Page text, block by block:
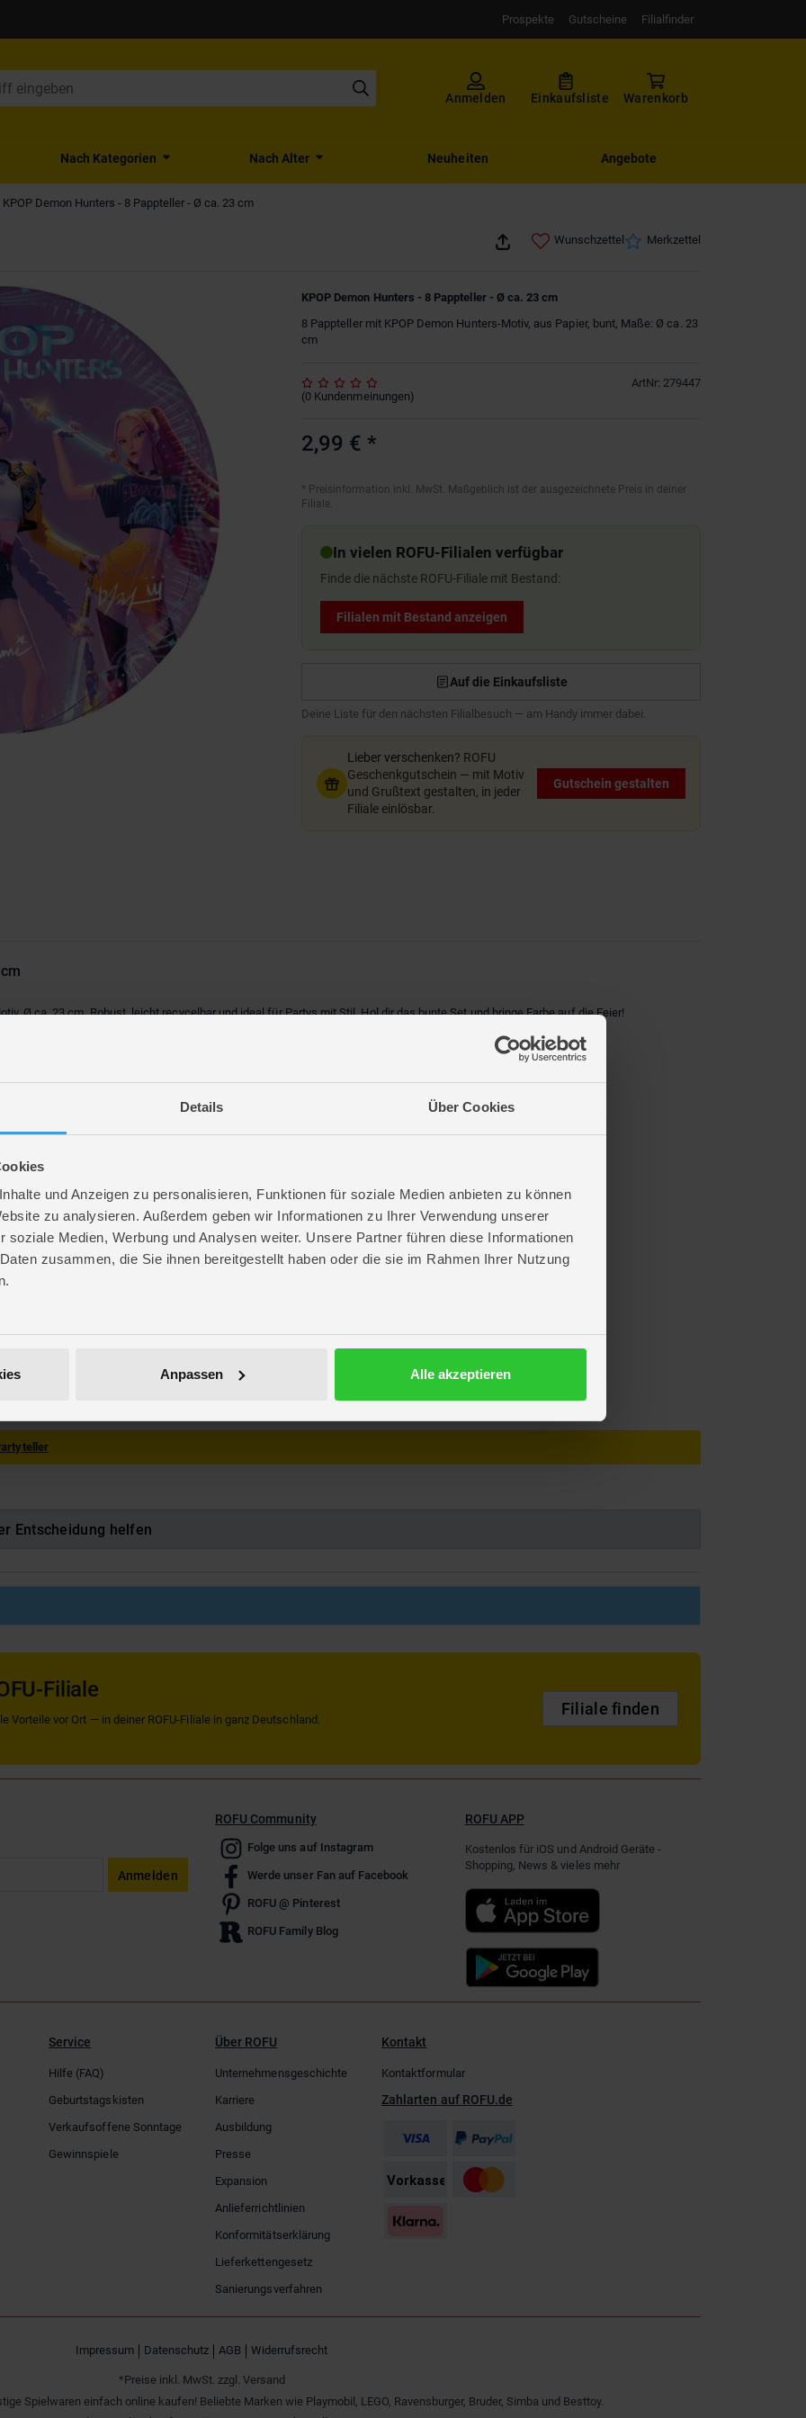
Details Über Cookies
und Anzeigen zu personalisieren, Funktionen für soziale Medien anbieten zu können
zu analysieren. Außerdem geben wir Informationen zu Ihrer Verwendung unserer
soziale Medien, Werbung und Analysen weiter. Unsere Partner führen diese Informationen
zusammen, die Sie ihnen bereitgestellt haben oder die sie im Rahmen Ihrer Nutzung
Anpassen Alle akzeptieren
Prospekte Gutscheine Filialfinder
Anmelden Einkaufsliste Warenkorb
Nach Kategorien Nach Alter Neuheiten Angebote
KPOP Demon Hunters - 8 Pappteller - Ø ca. 23 cm
Wunschzettel Merkzettel
KPOP Demon Hunters - 8 Pappteller - Ø ca. 23 cm
8 Pappteller mit KPOP Demon Hunters-Motiv, aus Papier, bunt, Maße: Ø ca. 23
cm
ArtNr: 279447
(0 Kundenmeinungen)
2,99 € *
* Preisinformation inkl. MwSt. Maßgeblich ist der ausgezeichnete Preis in deiner
Filiale.
In vielen ROFU-Filialen verfügbar
Finde die nächste ROFU-Filiale mit Bestand:
Filialen mit Bestand anzeigen
Auf die Einkaufsliste
Deine Liste für den nächsten Filialbesuch — am Handy immer dabei.
Lieber verschenken? ROFU
Geschenkgutschein — mit Motiv
und Grußtext gestalten, in jeder
Filiale einlösbar.
Gutschein gestalten
Ø ca. 23 cm. Robust, leicht recycelbar und ideal für Partys mit Stil. Hol dir das bunte Set und bringe Farbe auf die Feier!
22,5 cm
22,6 cm
cm
PARTY
Entscheidung helfen
Filiale
Vorteile vor Ort — in deiner ROFU-Filiale in ganz Deutschland.
Filiale finden
Anmelden
ROFU Community
Folge uns auf Instagram
Werde unser Fan auf Facebook
ROFU @ Pinterest
ROFU Family Blog
ROFU APP
Kostenlos für iOS und Android Geräte -
Shopping, News & vieles mehr
Service
Hilfe (FAQ)
Geburtstagskisten
Verkaufsoffene Sonntage
Gewinnspiele
Über ROFU
Unternehmensgeschichte
Karriere
Ausbildung
Presse
Expansion
Anlieferrichtlinien
Konformitätserklärung
Lieferkettengesetz
Sanierungsverfahren
Kontakt
Kontaktformular
Zahlarten auf ROFU.de
Impressum Datenschutz AGB Widerrufsrecht
*Preise inkl. MwSt. zzgl. Versand
Spielwaren einfach online kaufen! Beliebte Marken wie Playmobil, LEGO, Ravensburger, Bruder, Simba und Besttoy.